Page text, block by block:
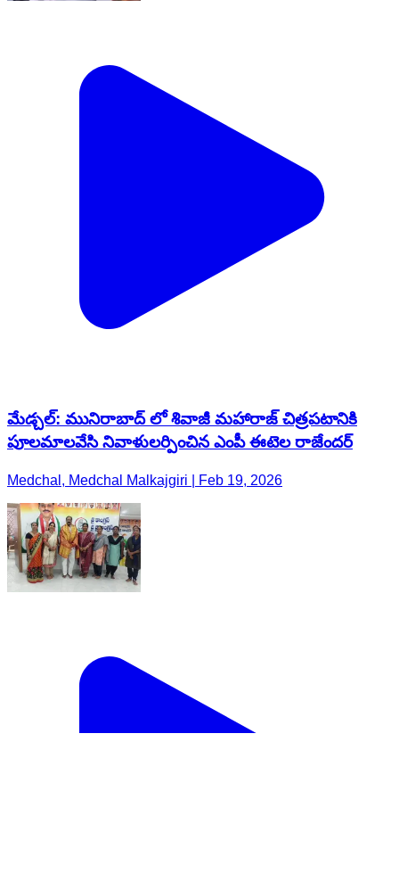
మేడ్చల్: మునిరాబాద్ లో శివాజీ మహారాజ్ చిత్రపటానికి
పూలమాలవేసి నివాళులర్పించిన ఎంపీ ఈటెల రాజేందర్
Medchal, Medchal Malkajgiri | Feb 19, 2026